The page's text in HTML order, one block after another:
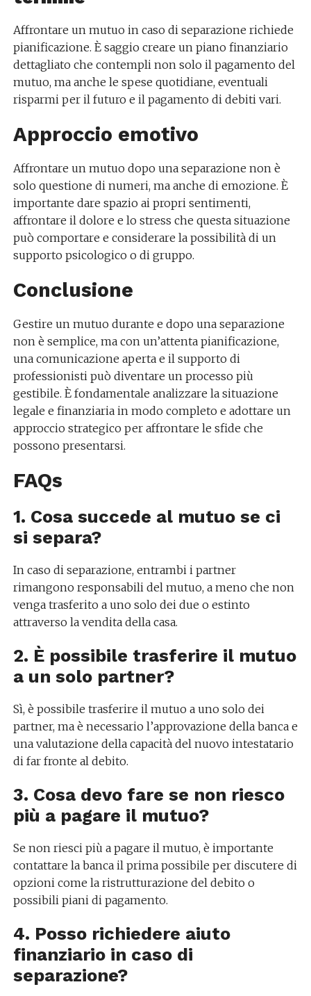
Affrontare un mutuo in caso di separazione richiede
pianificazione. È saggio creare un piano finanziario
dettagliato che contempli non solo il pagamento del
mutuo, ma anche le spese quotidiane, eventuali
risparmi per il futuro e il pagamento di debiti vari.
Approccio emotivo
Affrontare un mutuo dopo una separazione non è
solo questione di numeri, ma anche di emozione. È
importante dare spazio ai propri sentimenti,
affrontare il dolore e lo stress che questa situazione
può comportare e considerare la possibilità di un
supporto psicologico o di gruppo.
Conclusione
Gestire un mutuo durante e dopo una separazione
non è semplice, ma con un’attenta pianificazione,
una comunicazione aperta e il supporto di
professionisti può diventare un processo più
gestibile. È fondamentale analizzare la situazione
legale e finanziaria in modo completo e adottare un
approccio strategico per affrontare le sfide che
possono presentarsi.
FAQs
1. Cosa succede al mutuo se ci
si separa?
In caso di separazione, entrambi i partner
rimangono responsabili del mutuo, a meno che non
venga trasferito a uno solo dei due o estinto
attraverso la vendita della casa.
2. È possibile trasferire il mutuo
a un solo partner?
Sì, è possibile trasferire il mutuo a uno solo dei
partner, ma è necessario l’approvazione della banca e
una valutazione della capacità del nuovo intestatario
di far fronte al debito.
3. Cosa devo fare se non riesco
più a pagare il mutuo?
Se non riesci più a pagare il mutuo, è importante
contattare la banca il prima possibile per discutere di
opzioni come la ristrutturazione del debito o
possibili piani di pagamento.
4. Posso richiedere aiuto
finanziario in caso di
separazione?